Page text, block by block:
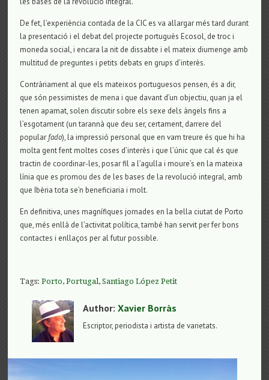
De fet, l’experiència contada de la CIC es va allargar més tard durant
la presentació i el debat del projecte portuguès Ecosol, de troc i
moneda social, i encara la nit de dissabte i el mateix diumenge amb
multitud de preguntes i petits debats en grups d’interès.
Contràriament al que els mateixos portuguesos pensen, és a dir,
que són pessimistes de mena i que davant d’un objectiu, quan ja el
tenen apamat, solen discutir sobre els sexe dels àngels fins a
l’esgotament (un tarannà que deu ser, certament, darrere del
popular fado), la impressió personal que en vam treure és que hi ha
molta gent fent moltes coses d’interès i que l’únic que cal és que
tractin de coordinar-les, posar fil a l’agulla i moure’s en la mateixa
línia que es promou des de les bases de la revolució integral, amb
que Ibèria tota se’n beneficiaria i molt.
En definitiva, unes magnífiques jornades en la bella ciutat de Porto
que, més enllà de l’activitat política, també han servit per fer bons
contactes i enllaços per al futur possible.
Tags:Porto,Portugal ,Santiago López Petit
Author:Xavier Borràs
Escriptor, periodista i artista de varietats.